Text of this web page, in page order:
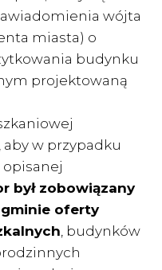
wójta
miasta) o
budynku
projektowaną
w przypadku
opisanej
był zobowiązany
oferty
, budynków